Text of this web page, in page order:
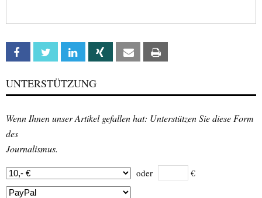
Facebook Twitter Linkedin Xing Email
UNTERSTÜTZUNG
Wenn Ihnen unser Artikel gefallen hat: Unterstützen Sie diese Form
des
Journalismus.
oder €